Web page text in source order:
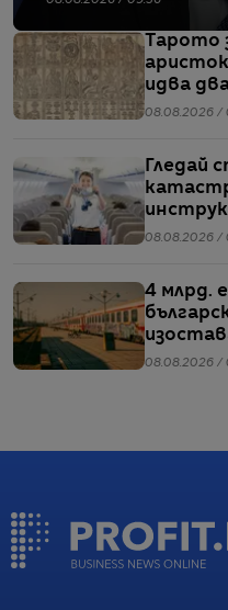
Тарото
идва
08.08.2026 /
Гледай
08.08.2026 /
4 млрд.
08.08.2026 /